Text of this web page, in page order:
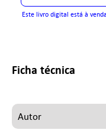
Este livro digital está à
Ficha técnica
Autor